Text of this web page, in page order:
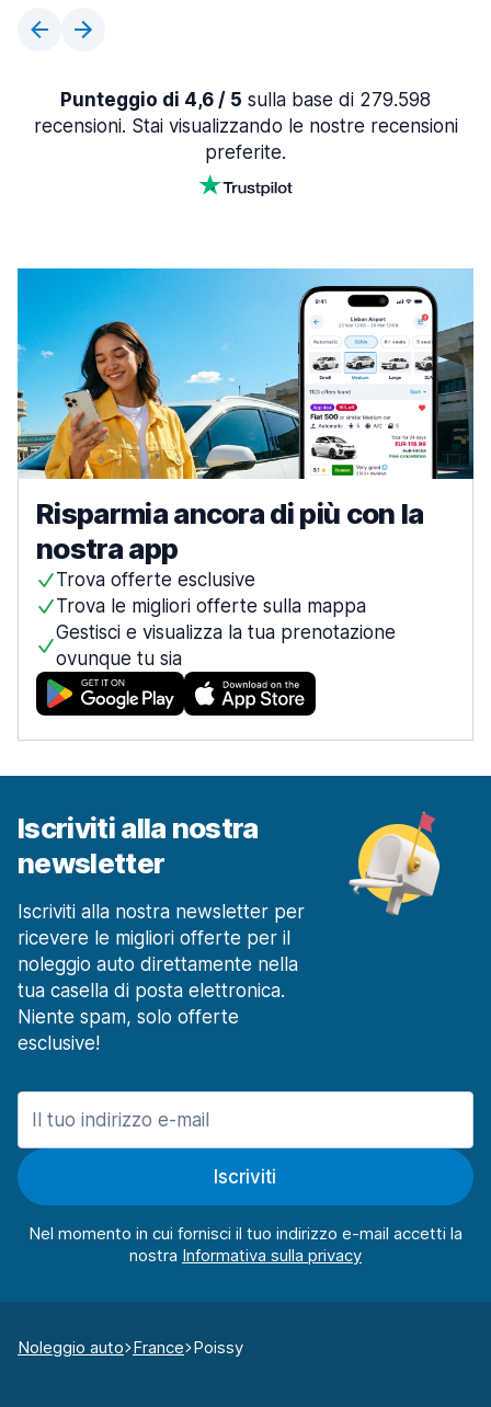
Punteggio di 4,6 / 5 sulla base di 279.598
recensioni. Stai visualizzando le nostre recensioni
preferite.
Risparmia ancora di più con la
nostra app
Trova offerte esclusive
Trova le migliori offerte sulla mappa
Gestisci e visualizza la tua prenotazione
ovunque tu sia
Iscriviti alla nostra
newsletter
Iscriviti alla nostra newsletter per
ricevere le migliori offerte per il
noleggio auto direttamente nella
tua casella di posta elettronica.
Niente spam, solo offerte
esclusive!
Iscriviti
Nel momento in cui fornisci il tuo indirizzo e-mail accetti la
nostra
Noleggio auto France Poissy